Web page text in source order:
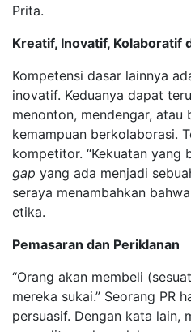
Prita.
Kreatif, Inovatif, Kolaboratif
Kompetensi dasar lainnya
inovatif. Keduanya dapat
menonton, mendengar, atau
kemampuan berkolaborasi.
kompetitor. “Kekuatan yang
gap yang ada menjadi
seraya menambahkan
etika.
Pemasaran dan Periklanan
“Orang akan membeli
mereka sukai.” Seorang PR
persuasif. Dengan kata lain,